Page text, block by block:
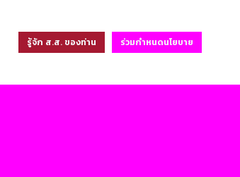
รู้จัก ส.ส. ของท่าน ร่วมกำหนดนโยบาย